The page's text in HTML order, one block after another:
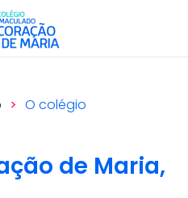
O colégio
de Maria,